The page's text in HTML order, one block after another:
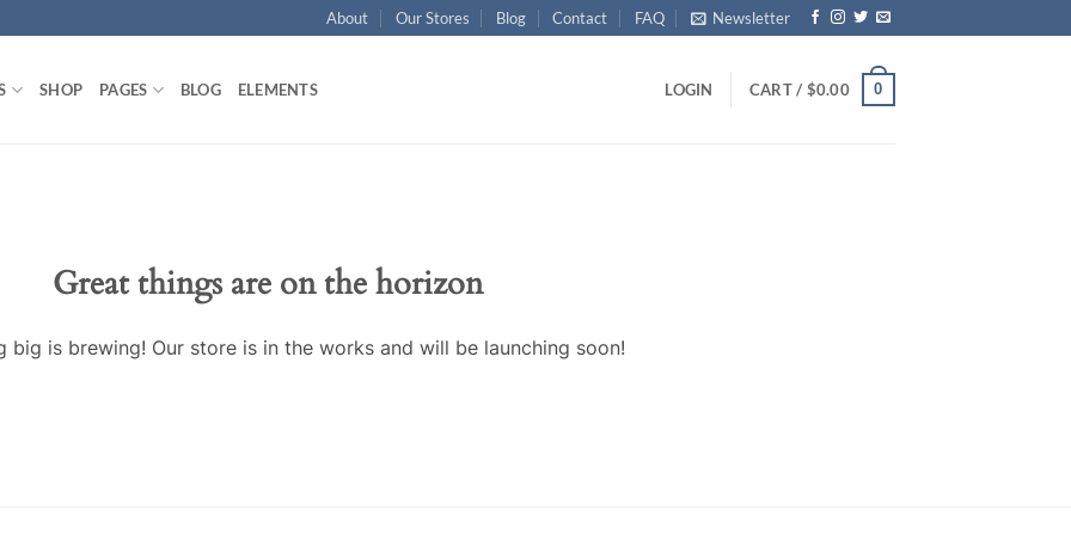
About Our Stores Blog Contact FAQ Newsletter
SHOP PAGES BLOG ELEMENTS LOGIN CART / $0.00 0
Great things are on the horizon
big is brewing! Our store is in the works and will be launching soon!